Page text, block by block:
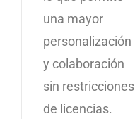
una mayor
personalización
y colaboración
sin restricciones
de licencias.